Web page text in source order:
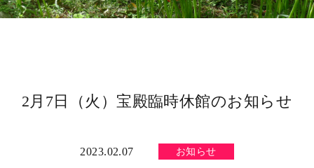
2月7日（火）宝殿臨時休館のお知らせ
2023.02.07 お知らせ